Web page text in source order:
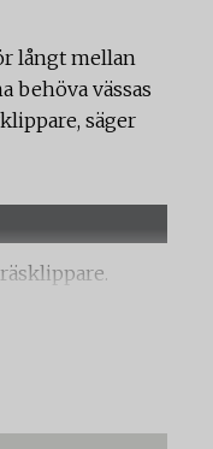
långt mellan
behöva vässas
säger
knivbladen
inte rör sig helt